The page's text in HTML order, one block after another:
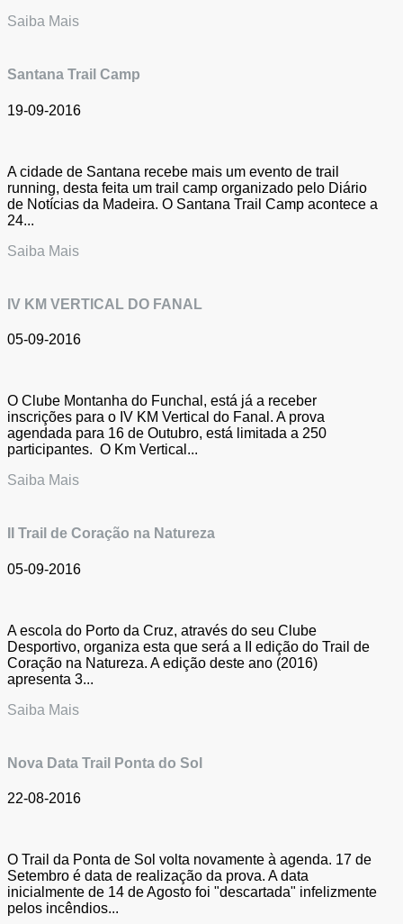
Saiba Mais
Santana Trail Camp
19-09-2016
A cidade de Santana recebe mais um evento de trail
running, desta feita um trail camp organizado pelo Diário
de Notícias da Madeira. O Santana Trail Camp acontece a
24...
Saiba Mais
IV KM VERTICAL DO FANAL
05-09-2016
O Clube Montanha do Funchal, está já a receber
inscrições para o IV KM Vertical do Fanal. A prova
agendada para 16 de Outubro, está limitada a 250
participantes. O Km Vertical...
Saiba Mais
II Trail de Coração na Natureza
05-09-2016
A escola do Porto da Cruz, através do seu Clube
Desportivo, organiza esta que será a II edição do Trail de
Coração na Natureza. A edição deste ano (2016)
apresenta 3...
Saiba Mais
Nova Data Trail Ponta do Sol
22-08-2016
O Trail da Ponta de Sol volta novamente à agenda. 17 de
Setembro é data de realização da prova. A data
inicialmente de 14 de Agosto foi "descartada" infelizmente
pelos incêndios...